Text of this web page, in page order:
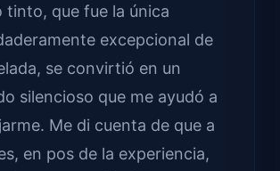
tinto, que fue la única
excepcional de
se convirtió en un
silencioso que me ayudó a
Me di cuenta de que a
en pos de la experiencia,